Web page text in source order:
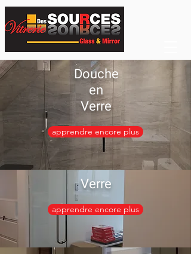
Douche
en
Verre
apprendre encore plus
Verre
apprendre encore plus